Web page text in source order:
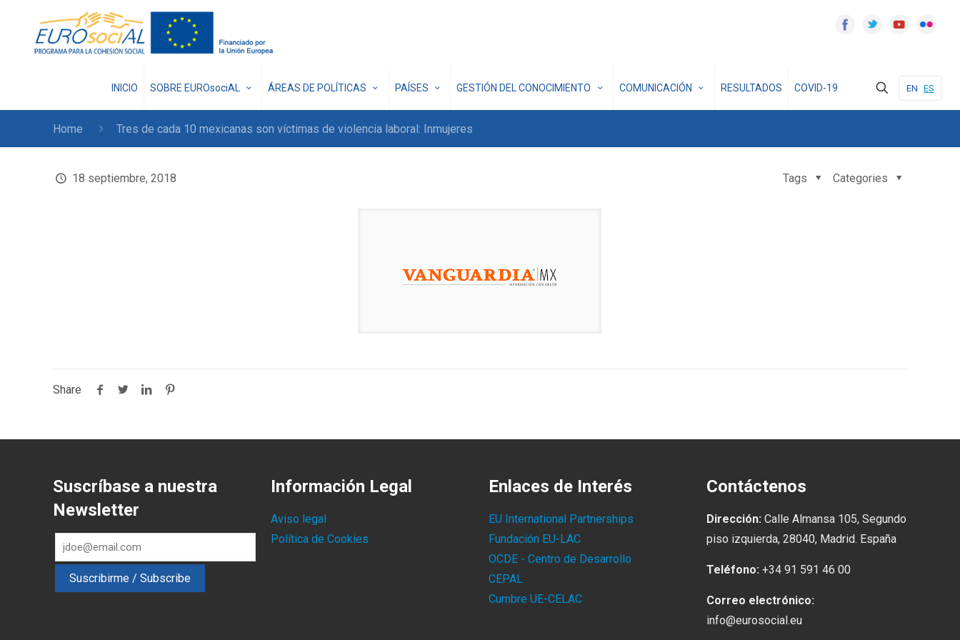
INICIO SOBRE EUROsociAL ÁREAS DE POLÍTICAS PAÍSES GESTIÓN DEL CONOCIMIENTO COMUNICACIÓN RESULTADOS COVID-19 EN ES
Home Tres de cada 10 mexicanas son víctimas de violencia laboral: Inmujeres
18 septiembre, 2018 Categories
Tags
Share
Suscríbase a nuestra
Newsletter
Información Legal
Aviso legal
Política de Cookies
Enlaces de Interés
EU International Partnerships
Fundación EU-LAC
OCDE - Centro de Desarrollo
CEPAL
Cumbre UE-CELAC
Contáctenos
Dirección: Calle Almansa 105, Segundo
piso izquierda, 28040, Madrid. España
Teléfono: +34 91 591 46 00
Correo electrónico:
info@eurosocial.eu